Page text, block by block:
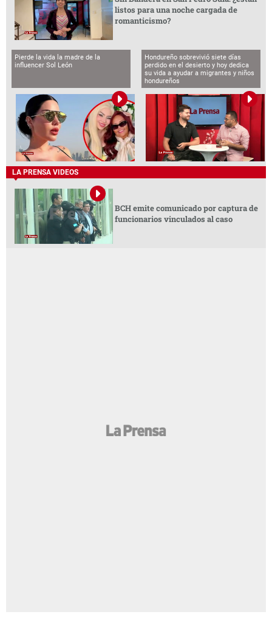
listos para una noche cargada de
romanticismo?
Pierde la vida la madre de la
influencer Sol León
Hondureño sobrevivió siete días
perdido en el desierto y hoy dedica
su vida a ayudar a migrantes y niños
hondureños
LA PRENSA VIDEOS
BCH emite comunicado por captura de
funcionarios vinculados al caso